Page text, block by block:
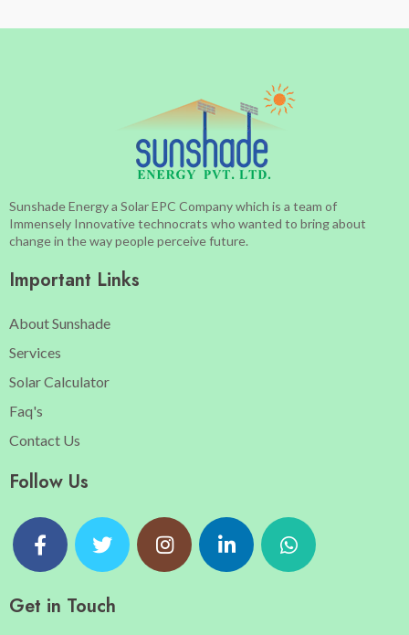
Sunshade Energy a Solar EPC Company which is a team of
Immensely Innovative technocrats who wanted to bring about
change in the way people perceive future.
Important Links
About Sunshade
Services
Solar Calculator
Faq's
Contact Us
Follow Us
Get in Touch